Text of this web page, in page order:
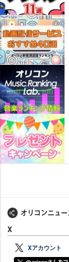
X
Xアカウント